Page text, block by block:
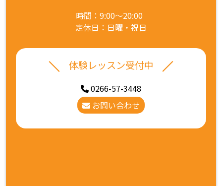
時間：9:00～20:00
定休日：日曜・祝日
体験レッスン受付中
0266-57-3448
お問い合わせ